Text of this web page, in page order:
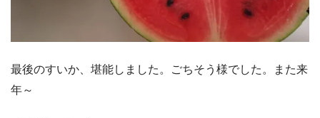
最後のすいか、堪能しました。ごちそう様でした。また来
年～